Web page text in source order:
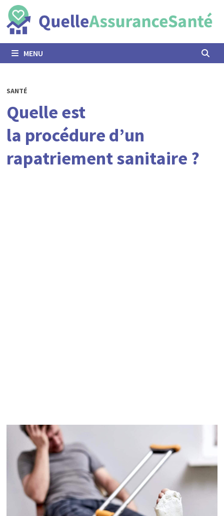
Passer
au
contenu
MENU
SANTÉ
Quelle est
la procédure d’un
rapatriement sanitaire ?